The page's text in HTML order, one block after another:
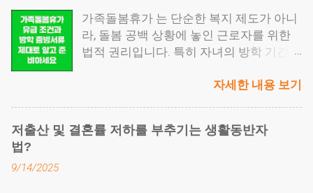
서는 세무서나 등기소에 제출할 수 있는 중
요한 증빙자료가 됩니다. ● 그다음은 세금
신고 단계입니다. 부동산을 받는 사람이 국
하고, 별도로 취득세도 납부해야 합니다.
취득세는 지방세에 해당하며, 명의 이전 등
기를 하기 전 반드시 처리해야 합니다. ● 마
지막 단계는 등기 절차입니다. 법무사에게
니라, 회사가 자율적으로 재고용하는 ' 계
속고용제도' 가 도입되어야 한다는 점이 핵
심입니다. 고용지원금과의 핵심 차이점 많
자 고용지원금'과 '계속고용장려금'의 차이
입니다. 가장 큰 차이점은 '신규 고용'이냐,
'정년 이후 재고용'이냐 입니다. 고령자 고
용지원금은 60세 이상 근로자를 새로 정규
가족돌봄휴가 는 단순한 복지 제도가 아니
라, 돌봄 공백 상황에 놓인 근로자를 위한
법적 권리입니다. 특히 자녀의 방학 기간이
럼 예고 없는 상황에서는 ‘일’과 ‘가정’ 사이
시합니다. 목차 가족돌봄휴가란 어떤 제도
자세한 내용 보기
저출산 및 결혼률 저하를 부추기는 생활동반자
법?
9/14/2025